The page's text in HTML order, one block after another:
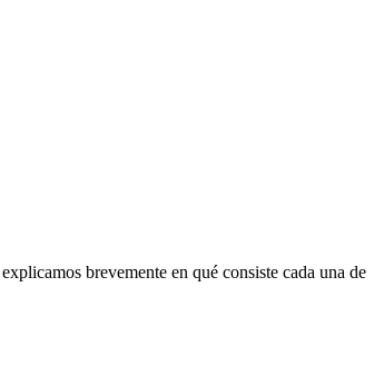
brevemente en qué consiste cada una de